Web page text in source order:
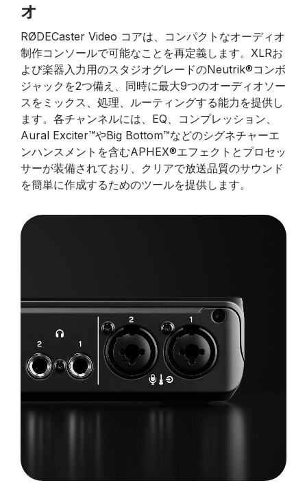
オ
RØDECaster Video コアは、コンパクトなオーディオ
制作コンソールで可能なことを再定義します。XLRお
よび楽器入力用のスタジオグレードのNeutrik®コンボ
ジャックを2つ備え、同時に最大9つのオーディオソー
スをミックス、処理、ルーティングする能力を提供し
ます。各チャンネルには、EQ、コンプレッション、
Aural Exciter™やBig Bottom™などのシグネチャーエ
ンハンスメントを含むAPHEX®エフェクトとプロセッ
サーが装備されており、クリアで放送品質のサウンド
を簡単に作成するためのツールを提供します。